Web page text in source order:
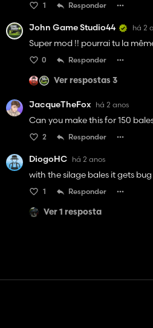
1 Responder
John Game Studio44 há 2
Super mod !! pourrai tu la
0 Responder
Ver respostas 3
JacqueTheFox há 2 anos
Can you make this for 150
2 Responder
DiogoHC há 2 anos
with the silage bales it gets bug
1 Responder
Ver 1 resposta